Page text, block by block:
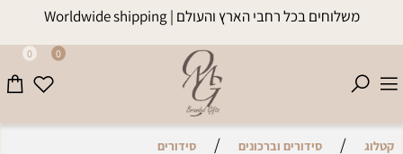
משלוחים בכל רחבי הארץ והעולם | Worldwide shipping
0 0
קטלוג / סידורים וברכונים / סידורים